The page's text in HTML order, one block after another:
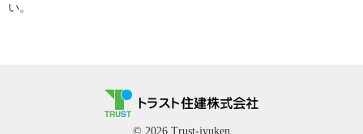
い。
© 2026 Trust-jyuken